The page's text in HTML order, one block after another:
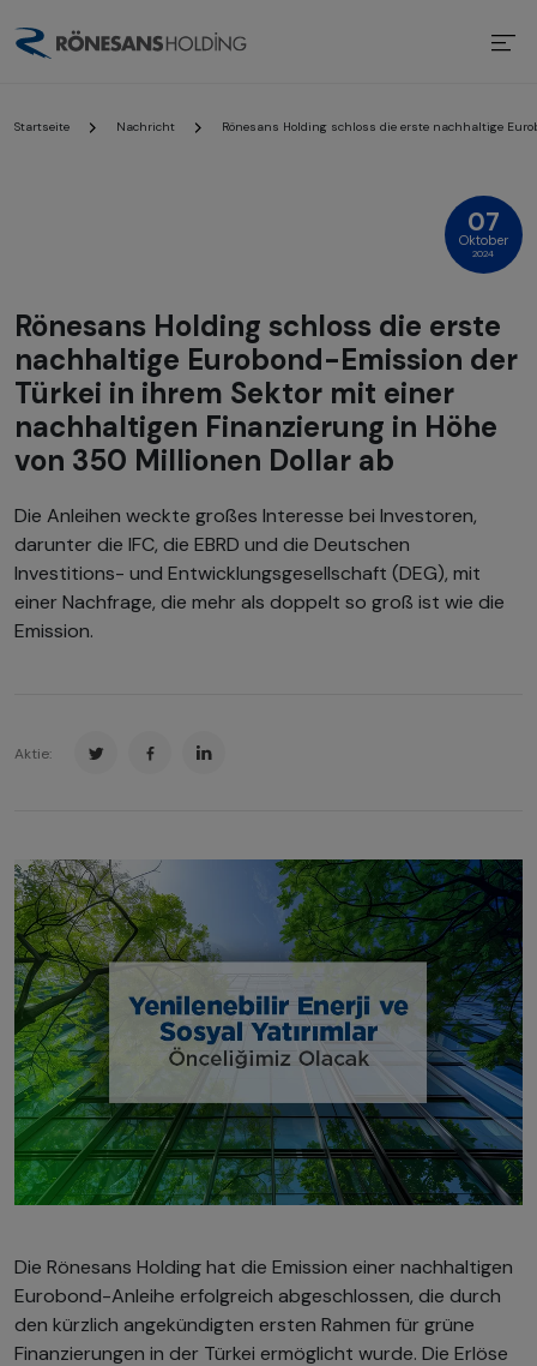
Startseite Nachricht Rönesans Holding schloss die erste nachhaltige
Rönesans Holding schloss die erste
nachhaltige Eurobond-Emission der
Türkei in ihrem Sektor mit einer
nachhaltigen Finanzierung in Höhe
von 350 Millionen Dollar ab
07
Oktober
2024
Die Anleihen weckte großes Interesse bei Investoren,
darunter die IFC, die EBRD und die Deutschen
Investitions- und Entwicklungsgesellschaft (DEG), mit
einer Nachfrage, die mehr als doppelt so groß ist wie die
Emission.
Aktie:
Die Rönesans Holding hat die Emission einer nachhaltigen
Eurobond-Anleihe erfolgreich abgeschlossen, die durch
den kürzlich angekündigten ersten Rahmen für grüne
Finanzierungen in der Türkei ermöglicht wurde. Die Erlöse